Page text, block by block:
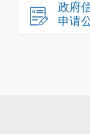
政府
申请